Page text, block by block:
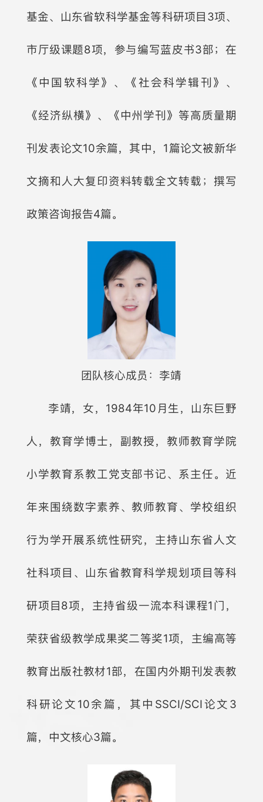
基金、山东省软科学基金等科研项目3项、
市厅级课题8项，参与编写蓝皮书3部；在
《中国软科学》、《社会科学辑刊》、
《经济纵横》、《中州学刊》等高质量期
刊发表论文10余篇，其中，1篇论文被新华
文摘和人大复印资料转载全文转载；撰写
政策咨询报告4篇。
团队核心成员：李靖
李靖，女，1984年10月生，山东巨野
人，教育学博士，副教授，教师教育学院
小学教育系教工党支部书记、系主任。近
年来围绕数字素养、教师教育、学校组织
行为学开展系统性研究，主持山东省人文
社科项目、山东省教育科学规划项目等科
研项目8项，主持省级一流本科课程1门，
荣获省级教学成果奖二等奖1项，主编高等
教育出版社教材1部，在国内外期刊发表教
科研论文10余篇，其中SSCI/SCI论文3
篇，中文核心3篇。